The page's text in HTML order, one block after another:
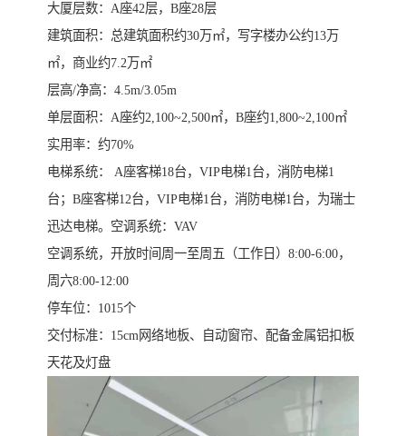
大厦层数：A座42层，B座28层
建筑面积：总建筑面积约30万㎡，写字楼办公约13万
㎡，商业约7.2万㎡
层高/净高：4.5m/3.05m
单层面积：A座约2,100~2,500㎡，B座约1,800~2,100㎡
实用率：约70%
电梯系统： A座客梯18台，VIP电梯1台，消防电梯1
台；B座客梯12台，VIP电梯1台，消防电梯1台，为瑞士
迅达电梯。空调系统：VAV
空调系统，开放时间周一至周五（工作日）8:00-6:00，
周六8:00-12:00
停车位：1015个
交付标准：15cm网络地板、自动窗帘、配备金属铝扣板
天花及灯盘